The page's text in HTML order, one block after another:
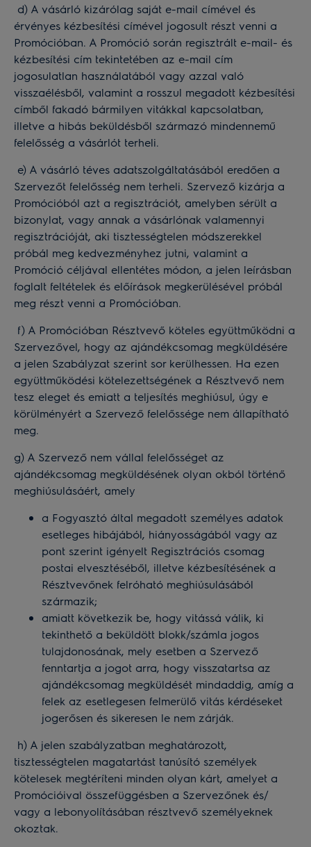
d) A vásárló kizárólag saját e-mail címével és
érvényes kézbesítési címével jogosult részt venni a
Promócióban. A Promóció során regisztrált e-mail- és
kézbesítési cím tekintetében az e-mail cím
jogosulatlan használatából vagy azzal való
visszaélésből, valamint a rosszul megadott kézbesítési
címből fakadó bármilyen vitákkal kapcsolatban,
illetve a hibás beküldésből származó mindennemű
felelősség a vásárlót terheli.
e) A vásárló téves adatszolgáltatásából eredően a
Szervezőt felelősség nem terheli. Szervező kizárja a
Promócióból azt a regisztrációt, amelyben sérült a
bizonylat, vagy annak a vásárlónak valamennyi
regisztrációját, aki tisztességtelen módszerekkel
próbál meg kedvezményhez jutni, valamint a
Promóció céljával ellentétes módon, a jelen leírásban
foglalt feltételek és előírások megkerülésével próbál
meg részt venni a Promócióban.
f) A Promócióban Résztvevő köteles együttműködni a
Szervezővel, hogy az ajándékcsomag megküldésére
a jelen Szabályzat szerint sor kerülhessen. Ha ezen
együttműködési kötelezettségének a Résztvevő nem
tesz eleget és emiatt a teljesítés meghiúsul, úgy e
körülményért a Szervező felelőssége nem állapítható
meg.
g) A Szervező nem vállal felelősséget az
ajándékcsomag megküldésének olyan okból történő
meghiúsulásáért, amely
a Fogyasztó által megadott személyes adatok
esetleges hibájából, hiányosságából vagy az
pont szerint igényelt Regisztrációs csomag
postai elvesztéséből, illetve kézbesítésének a
Résztvevőnek felróható meghiúsulásából
származik;
amiatt következik be, hogy vitássá válik, ki
tekinthető a beküldött blokk/számla jogos
tulajdonosának, mely esetben a Szervező
fenntartja a jogot arra, hogy visszatartsa az
ajándékcsomag megküldését mindaddig, amíg a
felek az esetlegesen felmerülő vitás kérdéseket
jogerősen és sikeresen le nem zárják.
h) A jelen szabályzatban meghatározott,
tisztességtelen magatartást tanúsító személyek
kötelesek megtéríteni minden olyan kárt, amelyet a
Promócióival összefüggésben a Szervezőnek és/
vagy a lebonyolításában résztvevő személyeknek
okoztak.